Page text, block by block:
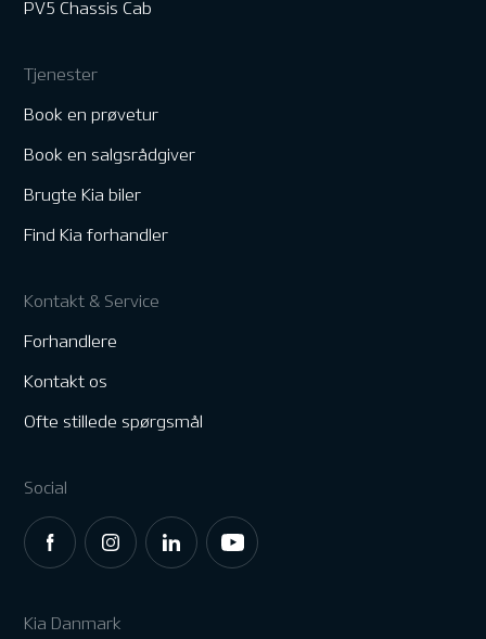
PV5 Chassis Cab
Tjenester
Book en prøvetur
Book en salgsrådgiver
Brugte Kia biler
Find Kia forhandler
Kontakt & Service
Forhandlere
Kontakt os
Ofte stillede spørgsmål
Social
Kia Danmark